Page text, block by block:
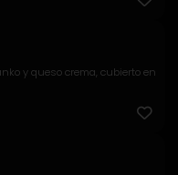
y queso crema, cubierto en